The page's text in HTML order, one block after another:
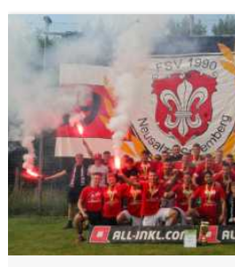
weiterlesen